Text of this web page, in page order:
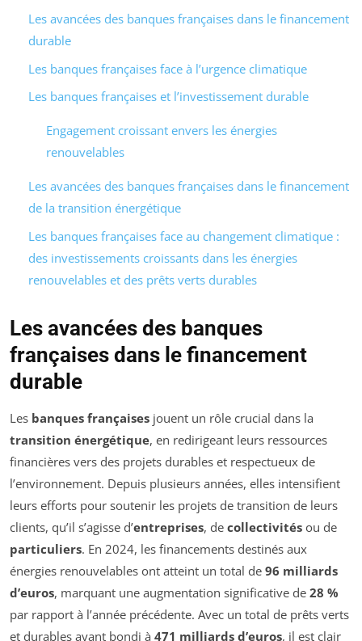
Les avancées des banques françaises dans le financement
durable
Les banques françaises face à l’urgence climatique
Les banques françaises et l’investissement durable
Engagement croissant envers les énergies
renouvelables
Les avancées des banques françaises dans le financement
de la transition énergétique
Les banques françaises face au changement climatique :
des investissements croissants dans les énergies
renouvelables et des prêts verts durables
Les avancées des banques
françaises dans le financement
durable
Les banques françaises jouent un rôle crucial dans la
transition énergétique, en redirigeant leurs ressources
financières vers des projets durables et respectueux de
l’environnement. Depuis plusieurs années, elles intensifient
leurs efforts pour soutenir les projets de transition de leurs
clients, qu’il s’agisse d’entreprises, de collectivités ou de
particuliers. En 2024, les financements destinés aux
énergies renouvelables ont atteint un total de 96 milliards
d’euros, marquant une augmentation significative de 28 %
par rapport à l’année précédente. Avec un total de prêts verts
et durables ayant bondi à 471 milliards d’euros, il est clair